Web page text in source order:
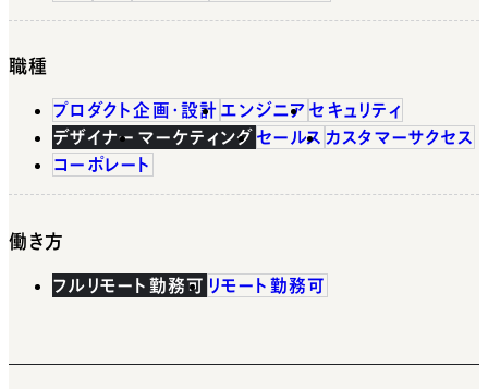
職種
プロダクト企画・設計 エンジニア セキュリティ
デザイナー マーケティング セールス カスタマーサクセス
コーポレート
働き方
フルリモート勤務可 リモート勤務可